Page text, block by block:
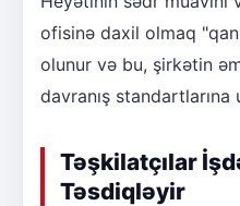
ofisinə daxil olmaq
olunur və bu, şirkətin
davranış standartlarına
Təşkilatçılar
Təsdiqləyir